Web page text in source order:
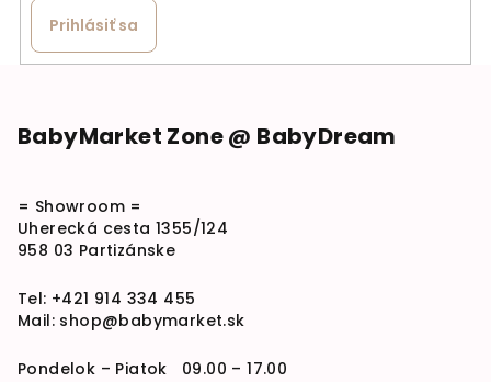
Prihlásiť sa
BabyMarket Zone @ BabyDream
= Showroom =
Uherecká cesta 1355/124
958 03 Partizánske
Tel: +421 914 334 455
Mail: shop@babymarket.sk
Pondelok – Piatok 09.00 – 17.00